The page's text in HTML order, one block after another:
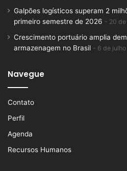
Galpões logísticos superam 2
primeiro semestre de 2026
20
Crescimento portuário amplia
armazenagem no Brasil
6 de
Navegue
Contato
Perfil
Agenda
Recursos Humanos